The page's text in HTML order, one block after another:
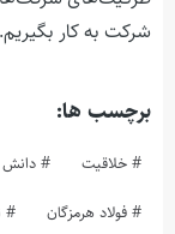
شرکت به کار بگیریم.
برچسب ها:
خلاقیت دانش
فولاد هرمزگان